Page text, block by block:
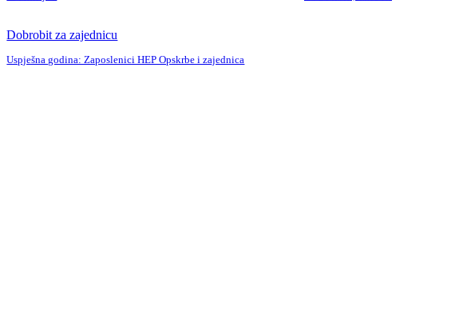
Dobrobit za zajednicu
Uspješna godina: Zaposlenici HEP Opskrbe i zajednica